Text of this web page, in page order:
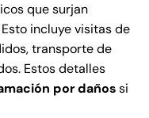
que surjan
incluye visitas de
transporte de
Estos detalles
por dañossi